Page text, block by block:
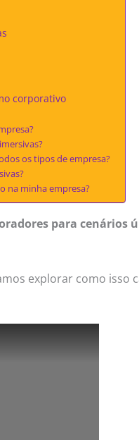
corporativo
os tipos de empresa?
na minha empresa?
para cenários
explorar como isso